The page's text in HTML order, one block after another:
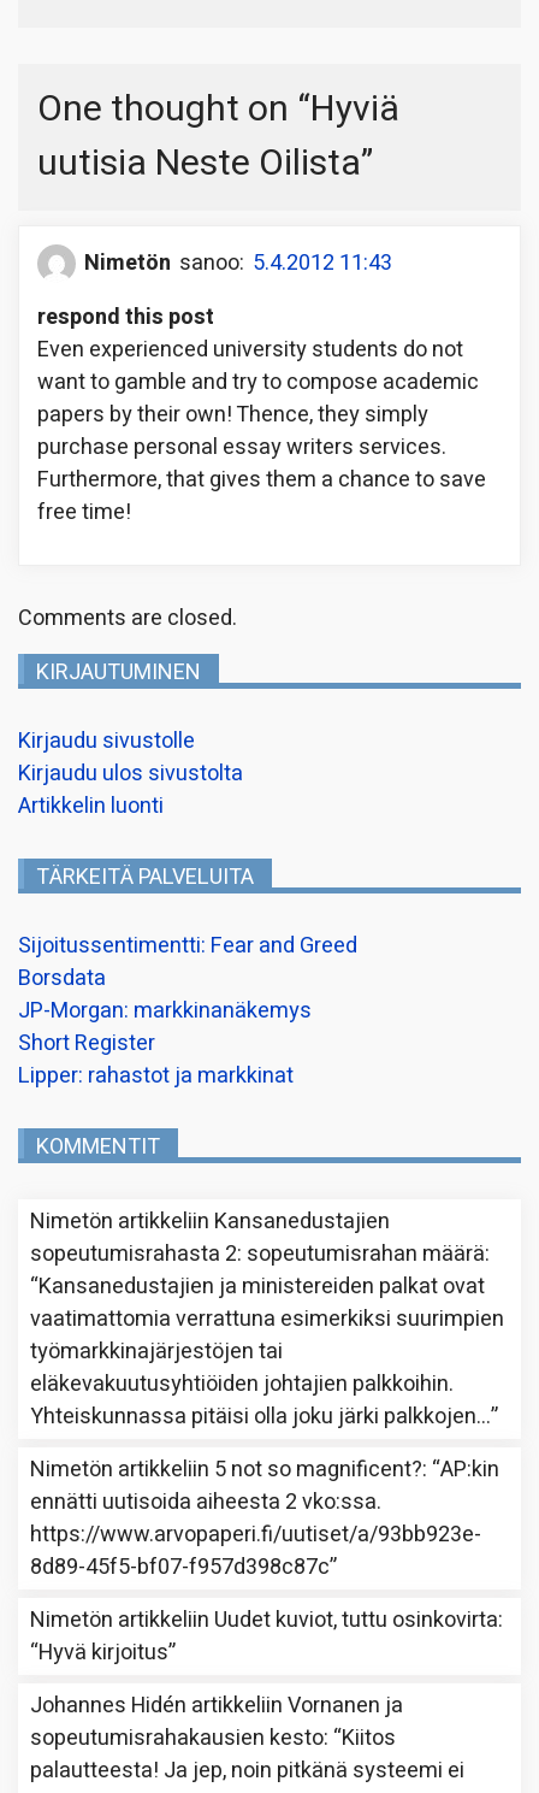
One thought on “Hyviä
uutisia Neste Oilista”
Nimetön sanoo: 5.4.2012 11:43
respond this post
Even experienced university students do not
want to gamble and try to compose academic
papers by their own! Thence, they simply
purchase personal essay writers services.
Furthermore, that gives them a chance to save
free time!
Comments are closed.
KIRJAUTUMINEN
Kirjaudu sivustolle
Kirjaudu ulos sivustolta
Artikkelin luonti
TÄRKEITÄ PALVELUITA
Sijoitussentimentti: Fear and Greed
Borsdata
JP-Morgan: markkinanäkemys
Short Register
Lipper: rahastot ja markkinat
KOMMENTIT
Nimetön artikkeliin Kansanedustajien
sopeutumisrahasta 2: sopeutumisrahan määrä:
“Kansanedustajien ja ministereiden palkat ovat
vaatimattomia verrattuna esimerkiksi suurimpien
työmarkkinajärjestöjen tai
eläkevakuutusyhtiöiden johtajien palkkoihin.
Yhteiskunnassa pitäisi olla joku järki palkkojen…”
Nimetön artikkeliin 5 not so magnificent?: “AP:kin
ennätti uutisoida aiheesta 2 vko:ssa.
https://www.arvopaperi.fi/uutiset/a/93bb923e-
8d89-45f5-bf07-f957d398c87c”
Nimetön artikkeliin Uudet kuviot, tuttu osinkovirta:
“Hyvä kirjoitus”
Johannes Hidén artikkeliinVornanen ja
sopeutumisrahakausien kesto: “Kiitos
palautteesta! Ja jep, noin pitkänä systeemi ei